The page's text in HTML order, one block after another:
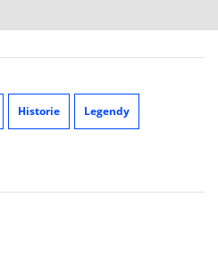
Historie Legendy